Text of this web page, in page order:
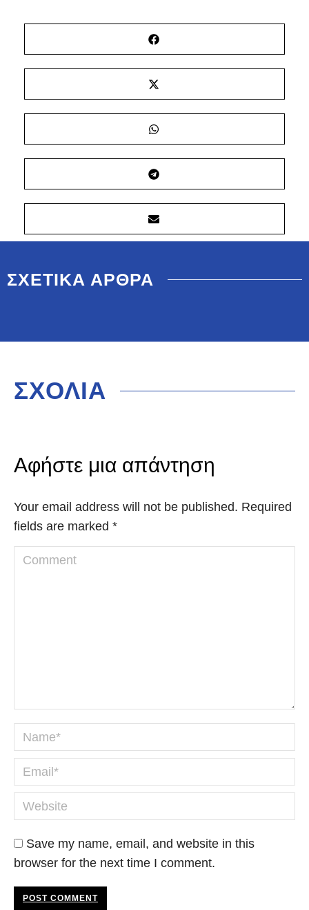
ΣΧΕΤΙΚΑ ΑΡΘΡΑ
ΣΧΟΛΙΑ
Αφήστε μια απάντηση
Your email address will not be published. Required
fields are marked *
Comment
Name *
Email *
Website
Save my name, email, and website in this
browser for the next time I comment.
POST COMMENT